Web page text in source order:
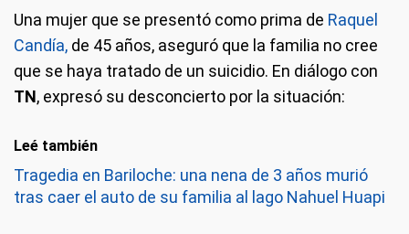
Una mujer que se presentó como prima de Raquel
Candía, de 45 años, aseguró que la familia no cree
que se haya tratado de un suicidio. En diálogo con
TN, expresó su desconcierto por la situación:
Leé también
Tragedia en Bariloche: una nena de 3 años murió
tras caer el auto de su familia al lago Nahuel Huapi